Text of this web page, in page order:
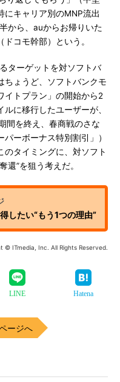
にキャリア別のMNP流出
から、auからお帰りいた
コモ幹部）という。
ターゲットを対ソフトバ
ちょうど、ソフトバンクモ
イトプラン」の開始から2
に移行したユーザーが、
間を終え、春商戦のさな
ーボーナス特別割引」）
タイミングに、対ソフト
還”を狙う考えだ。
したい“もう1つの理由”
© ITmedia, Inc. All Rights Reserved.
LINE Hatena
ージへ